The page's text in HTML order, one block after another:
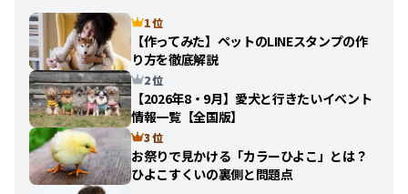
1 位
【作ってみた】ペットのLINEスタンプの作
り方を徹底解説
2 位
【2026年8・9月】愛犬と行きたいイベント
情報一覧【全国版】
3 位
お祭りで見かける「カラーひよこ」とは？
ひよこすくいの裏側と問題点